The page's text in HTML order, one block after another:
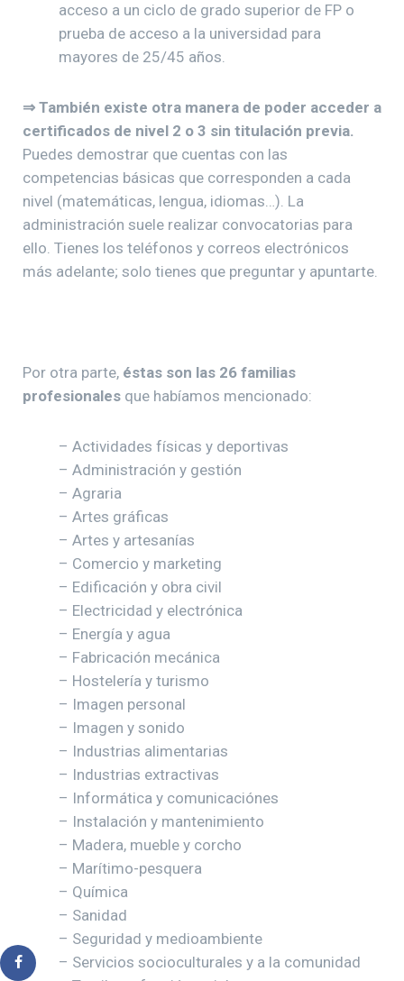
acceso a un ciclo de grado superior de FP o
prueba de acceso a la universidad para
mayores de 25/45 años.
⇒ También existe otra manera de poder acceder a
certificados de nivel 2 o 3 sin titulación previa.
Puedes demostrar que cuentas con las
competencias básicas que corresponden a cada
nivel (matemáticas, lengua, idiomas…). La
administración suele realizar convocatorias para
ello. Tienes los teléfonos y correos electrónicos
más adelante; solo tienes que preguntar y apuntarte.
Por otra parte, éstas son las 26 familias
profesionales que habíamos mencionado:
– Actividades físicas y deportivas
– Administración y gestión
– Agraria
– Artes gráficas
– Artes y artesanías
– Comercio y marketing
– Edificación y obra civil
– Electricidad y electrónica
– Energía y agua
– Fabricación mecánica
– Hostelería y turismo
– Imagen personal
– Imagen y sonido
– Industrias alimentarias
– Industrias extractivas
– Informática y comunicaciónes
– Instalación y mantenimiento
– Madera, mueble y corcho
– Marítimo-pesquera
– Química
– Sanidad
– Seguridad y medioambiente
– Servicios socioculturales y a la comunidad